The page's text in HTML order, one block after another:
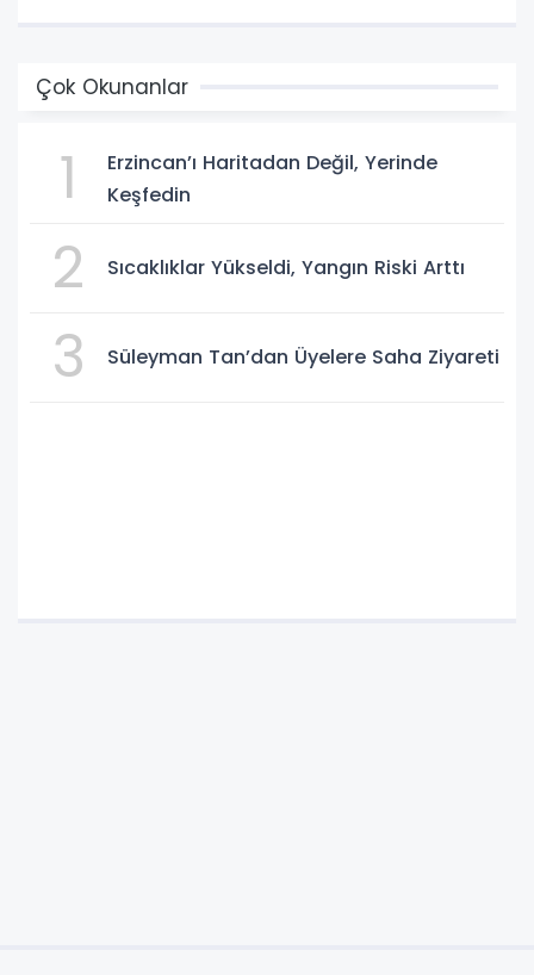
Çok Okunanlar
1
Erzincan’ı Haritadan Değil, Yerinde
Keşfedin
2 Sıcaklıklar Yükseldi, Yangın Riski Arttı
3 Süleyman Tan’dan Üyelere Saha Ziyareti